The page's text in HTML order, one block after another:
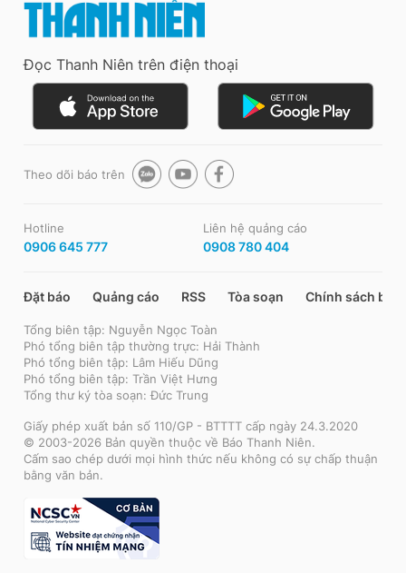
Đọc Thanh Niên trên điện thoại
Theo dõi báo trên
Hotline
0906 645 777
Liên hệ quảng cáo
0908 780 404
Đặt báo Quảng cáo RSS Tòa soạn Chính sách bảo
Tổng biên tập: Nguyễn Ngọc Toàn
Phó tổng biên tập thường trực: Hải Thành
Phó tổng biên tập: Lâm Hiếu Dũng
Phó tổng biên tập: Trần Việt Hưng
Tổng thư ký tòa soạn: Đức Trung
Giấy phép xuất bản số 110/GP - BTTTT cấp ngày 24.3.2020
© 2003-2026 Bản quyền thuộc về Báo Thanh Niên.
Cấm sao chép dưới mọi hình thức nếu không có sự chấp thuận
bằng văn bản.